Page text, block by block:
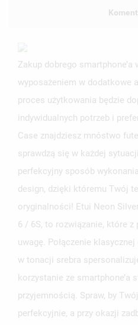
Zakup dobrego smartphone’a
wyposażeniem w dodatkowe
proces użytkowania będzie
indywidualnych potrzeb i
Case znajdziesz mnóstwo
sprawdzą się w każdej
perfekcyjny sposób
design, dzięki któremu Twój
oryginalności! Etui Neon
6 / 6S, to rozwiązanie, które
uwagę. Połączenie
w tonacji srebra
korzystanie ze smartphone’a
przyjemnością. Spraw, by
perfekcyjnie, a przy okazji